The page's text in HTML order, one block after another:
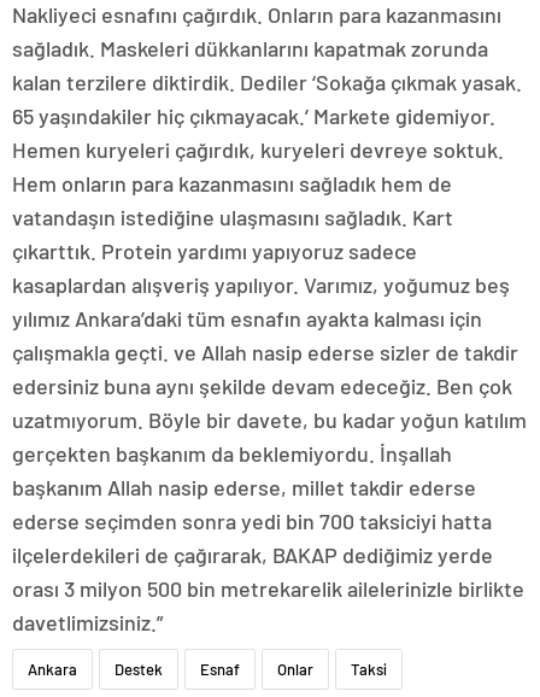
Nakliyeci esnafını çağırdık. Onların para kazanmasını
sağladık. Maskeleri dükkanlarını kapatmak zorunda
kalan terzilere diktirdik. Dediler ‘Sokağa çıkmak yasak.
65 yaşındakiler hiç çıkmayacak.’ Markete gidemiyor.
Hemen kuryeleri çağırdık, kuryeleri devreye soktuk.
Hem onların para kazanmasını sağladık hem de
vatandaşın istediğine ulaşmasını sağladık. Kart
çıkarttık. Protein yardımı yapıyoruz sadece
kasaplardan alışveriş yapılıyor. Varımız, yoğumuz beş
yılımız Ankara’daki tüm esnafın ayakta kalması için
çalışmakla geçti. ve Allah nasip ederse sizler de takdir
edersiniz buna aynı şekilde devam edeceğiz. Ben çok
uzatmıyorum. Böyle bir davete, bu kadar yoğun katılım
gerçekten başkanım da beklemiyordu. İnşallah
başkanım Allah nasip ederse, millet takdir ederse
ederse seçimden sonra yedi bin 700 taksiciyi hatta
ilçelerdekileri de çağırarak, BAKAP dediğimiz yerde
orası 3 milyon 500 bin metrekarelik ailelerinizle birlikte
davetlimizsiniz.”
Ankara Destek Esnaf Onlar Taksi